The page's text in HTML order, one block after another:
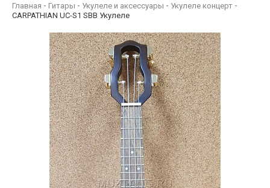
Главная Гитары Укулеле и аксессуары
Укулеле концерт
CARPATHIAN UC-S1 SBB Укулеле